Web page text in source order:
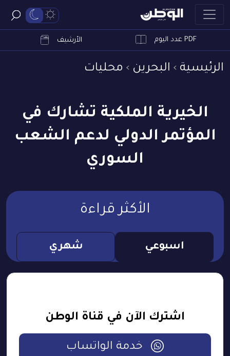
PDF عدد اليوم الأرشيف
الرئيسية البحرين محليات
الخيرية الملكية تشارك في
المؤتمر الدولي لدعم الشعب
السوري
الأكثر قراءة
اسبوعي شهري
اشترك الآن في قناة الوطن
خدمة الواتساب